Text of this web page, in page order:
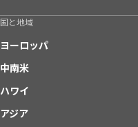
国と地域
ヨーロッパ
中南米
ハワイ
アジア